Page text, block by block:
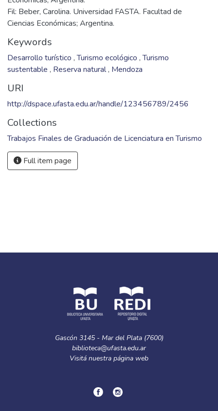
Fil: Beber, Carolina. Universidad FASTA. Facultad de
Ciencias Económicas; Argentina.
Keywords
Desarrollo turístico ,Turismo ecológico ,Turismo
sustentable , Reserva natural, Mendoza
URI
http://dspace.ufasta.edu.ar/handle/123456789/2456
Collections
Trabajos Finales de Graduación de Licenciatura en Turismo
Full item page
Gascón 3145 - Mar del Plata (7600)
biblioteca@ufasta.edu.ar
Visitá nuestra página web